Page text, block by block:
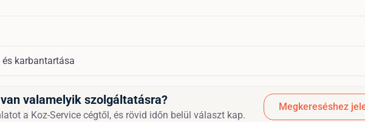
karbantartása
valamelyik szolgáltatásra?
a Koz-Service cégtől, és rövid időn belül választ kap.
Megkereséshez